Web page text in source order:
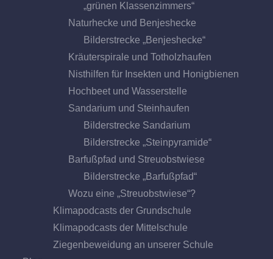
„grünen Klassenzimmers“
Naturhecke und Benjeshecke
Bilderstrecke „Benjeshecke“
Kräuterspirale und Totholzhaufen
Nisthilfen für Insekten und Honigbienen
Hochbeet und Wasserstelle
Sandarium und Steinhaufen
Bilderstrecke Sandarium
Bilderstrecke „Steinpyramide“
Barfußpfad und Streuobstwiese
Bilderstrecke „Barfußpfad“
Wozu eine „Streuobstwiese“?
Klimapodcasts der Grundschule
Klimapodcasts der Mittelschule
Ziegenbeweidung an unserer Schule